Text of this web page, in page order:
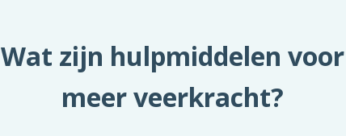
Wat zijn hulpmiddelen voor
meer veerkracht?